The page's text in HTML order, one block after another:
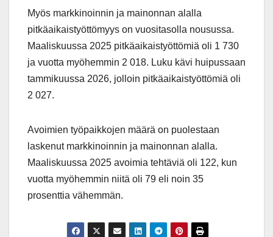
Myös markkinoinnin ja mainonnan alalla
pitkäaikaistyöttömyys on vuositasolla nousussa.
Maaliskuussa 2025 pitkäaikaistyöttömiä oli 1 730
ja vuotta myöhemmin 2 018. Luku kävi huipussaan
tammikuussa 2026, jolloin pitkäaikaistyöttömiä oli
2 027.
Avoimien työpaikkojen määrä on puolestaan
laskenut markkinoinnin ja mainonnan alalla.
Maaliskuussa 2025 avoimia tehtäviä oli 122, kun
vuotta myöhemmin niitä oli 79 eli noin 35
prosenttia vähemmän.